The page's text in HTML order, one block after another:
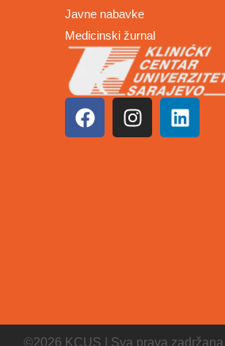
Javne nabavke
Medicinski žurnal
©2026 KCUS | Sva prava zadržana